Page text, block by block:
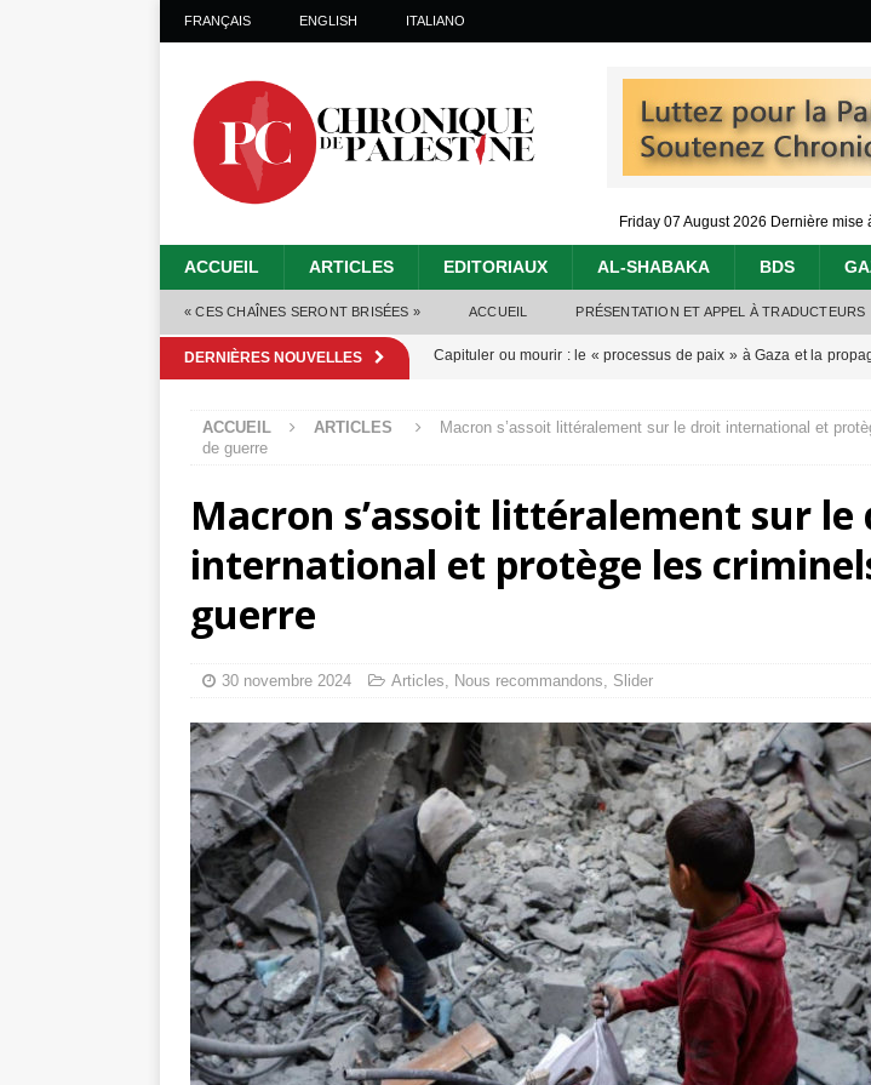
FRANÇAIS ENGLISH ITALIANO
Friday 07 August 2026 Dernière mise
ACCUEIL ARTICLES EDITORIAUX AL-SHABAKA BDS
« CES CHAÎNES SERONT BRISÉES » ACCUEIL PRÉSENTATION ET APPEL À TRADUCTEURS
DERNIÈRES NOUVELLES Capituler ou mourir : le « processus de paix » à Gaza et la
Mille jours de génocide : l’histoire de Gaza au-delà des chiffres[ 5
Alors que Trump annonce un « accord de paix » à Gaza, les
tueries[ 4 août 2026 ]
ACCUEIL ARTICLES
Macron s’assoit littéralement sur le droit international et
de guerre
Macron s’assoit littéralement sur le
international et protège les
guerre
30 novembre 2024 Articles, Nous recommandons, Slider